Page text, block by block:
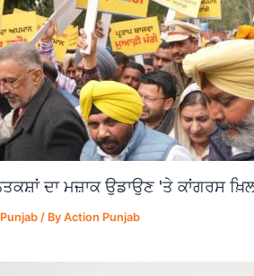
ਦਾ ਮਜ਼ਾਕ ਉਡਾਉਣ 'ਤੇ ਕਾਂਗਰਸ
Punjab / ByAction Punjab